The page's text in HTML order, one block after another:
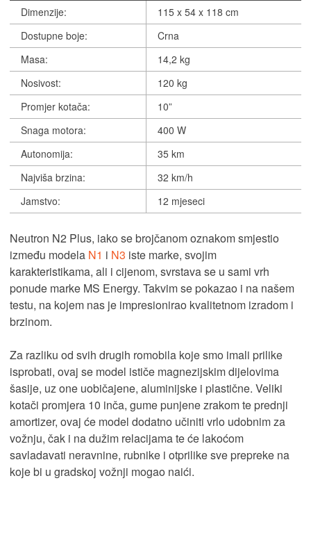
Dimenzije:
115 x 54 x 118 cm
Dostupne boje:
Crna
Masa:
14,2 kg
Nosivost:
120 kg
Promjer kotača:
10”
Snaga motora:
400 W
Autonomija:
35 km
Najviša brzina:
32 km/h
Jamstvo:
12 mjeseci
Neutron N2 Plus, iako se brojčanom oznakom smjestio
između modela N1 i N3 iste marke, svojim
karakteristikama, ali i cijenom, svrstava se u sami vrh
ponude marke MS Energy. Takvim se pokazao i na našem
testu, na kojem nas je impresionirao kvalitetnom izradom i
brzinom.
Za razliku od svih drugih romobila koje smo imali prilike
isprobati, ovaj se model ističe magnezijskim dijelovima
šasije, uz one uobičajene, aluminijske i plastične. Veliki
kotači promjera 10 inča, gume punjene zrakom te prednji
amortizer, ovaj će model dodatno učiniti vrlo udobnim za
vožnju, čak i na dužim relacijama te će lakoćom
savladavati neravnine, rubnike i otprilike sve prepreke na
koje bi u gradskoj vožnji mogao naići.